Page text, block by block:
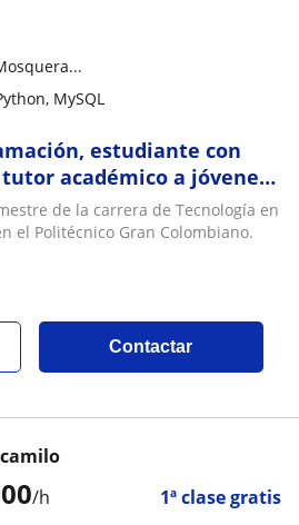
MySQL
estudiante con
académico a jóvenes
presencial o virtual
de la carrera de Tecnología en
el Politécnico Gran Colombiano.
Contactar
/h 1ª clase gratis